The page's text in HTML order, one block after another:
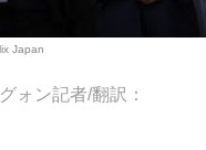
Japan
ォン記者/翻訳：